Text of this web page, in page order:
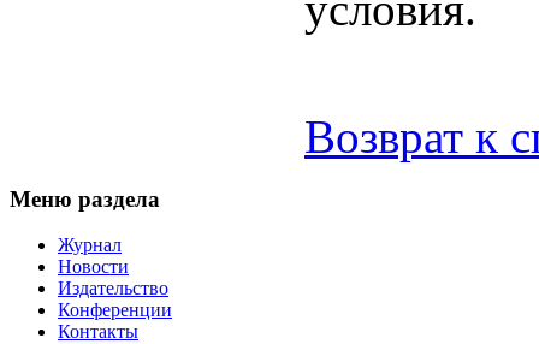
Возврат к
Меню раздела
Журнал
Новости
Издательство
Конференции
Контакты